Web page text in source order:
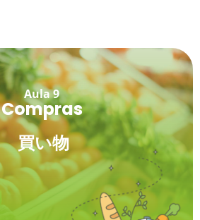
Aula 9
Compras
買い物